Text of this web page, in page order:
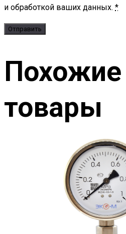
и обработкой ваших данных. *
Похожие
товары